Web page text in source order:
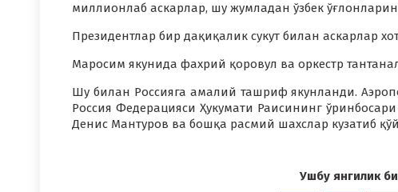
миллионлаб аскарлар, шу жумладан ўзбек
Президентлар бир дақиқалик сукут билан аскарлар
Маросим якунида фахрий қоровул ва оркестр
Шу билан Россияга амалий ташриф якунланди.
Россия Федерацияси Ҳукумати Раисининг
Денис Мантуров ва бошқа расмий шахслар кузатиб
Ушбу янгилик